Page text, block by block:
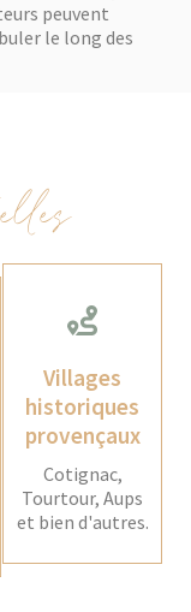
peuvent
le long des
Villages
historiques
provençaux
Cotignac,
Tourtour, Aups
et bien d'autres.